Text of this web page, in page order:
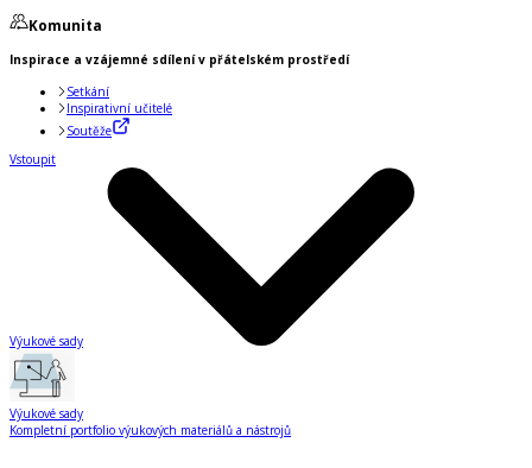
Komunita
Inspirace a vzájemné sdílení v přátelském prostředí
Setkání
Inspirativní učitelé
Soutěže
Vstoupit
Výukové sady
Výukové sady
Kompletní portfolio výukových materiálů a nástrojů